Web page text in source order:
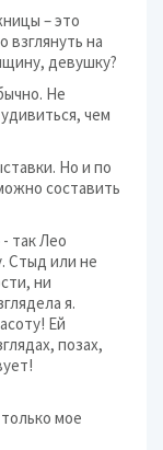
– это
на
девушку?
Не
чем
Но и по
составить
так Лео
Стыд или не
ни
я.
Ей
позах,
мое